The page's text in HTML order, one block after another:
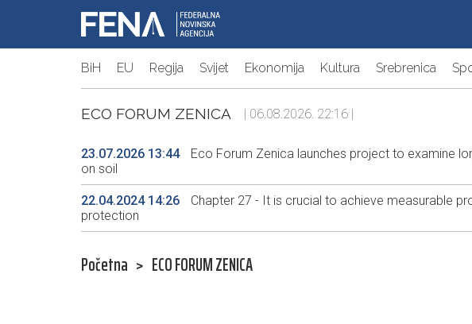
BiH EU Regija Svijet Ekonomija Kultura Srebrenica
ECO FORUM ZENICA | 06.08.2026. 22:16 |
23.07.2026 13:44
Eco Forum Zenica launches project to examine
on soil
22.04.2024 14:26
Chapter 27 - It is crucial to achieve measurable
protection
Početna > ECO FORUM ZENICA